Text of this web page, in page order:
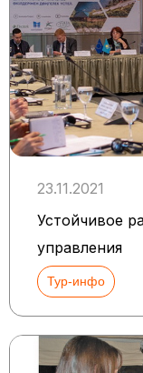
23.11.2021
Устойчивое
управления
Тур-инфо